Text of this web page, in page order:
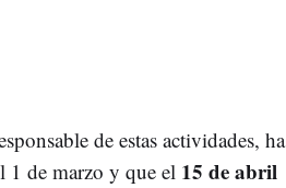
de estas actividades, ha
1 de marzo y que el 15 de abril